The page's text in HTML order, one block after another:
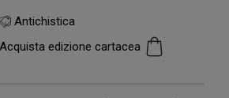
Antichistica
Acquista edizione cartacea